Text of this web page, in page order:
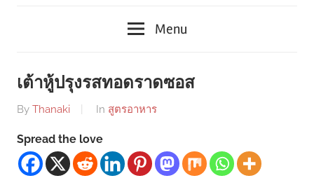
Menu
เต้าหู้ปรุงรสทอดราดซอส
By Thanaki In สูตรอาหาร
Spread the love